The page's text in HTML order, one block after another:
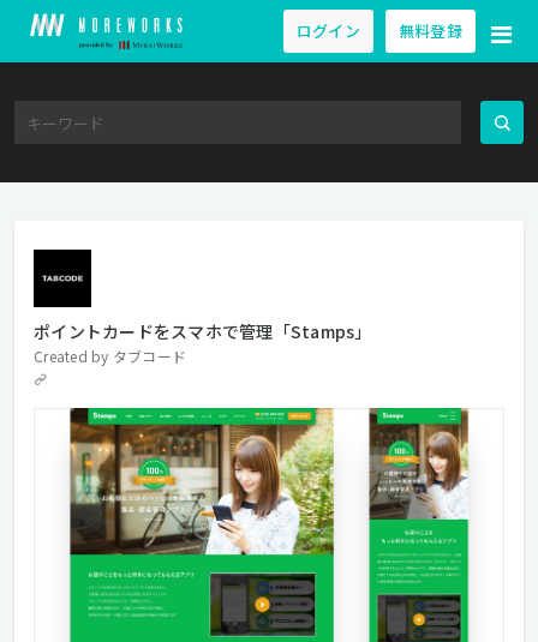
ログイン 無料登録
ポイントカードをスマホで管理「Stamps」
Created by タブコード